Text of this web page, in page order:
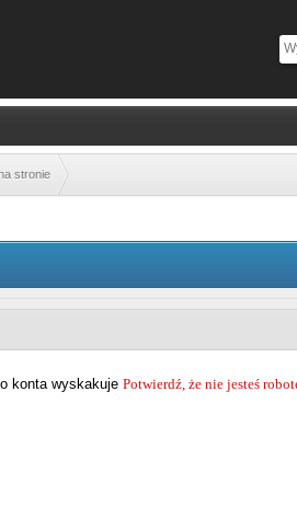
stronie
konta wyskakujePotwierdź, że nie jesteś